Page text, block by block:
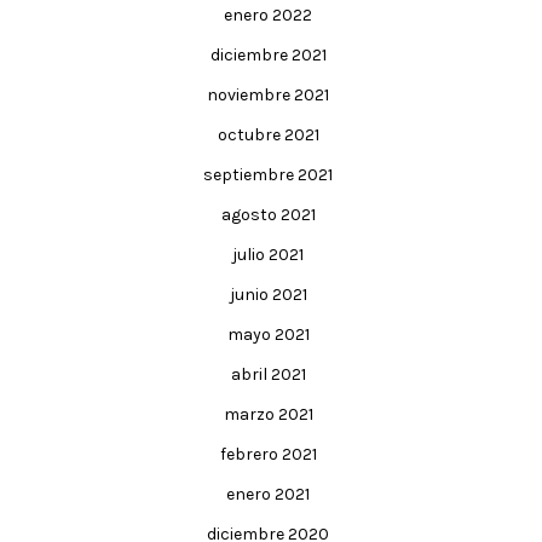
enero 2022
diciembre 2021
noviembre 2021
octubre 2021
septiembre 2021
agosto 2021
julio 2021
junio 2021
mayo 2021
abril 2021
marzo 2021
febrero 2021
enero 2021
diciembre 2020